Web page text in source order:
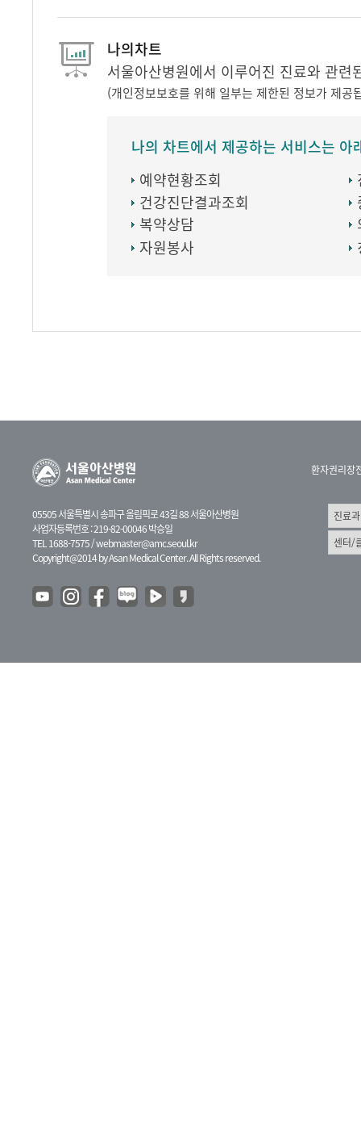
나의차트
서울아산병원에서 이루어진 진료와 관
(개인정보보호를 위해 일부는 제한된 정보가 제공
나의 차트에서 제공하는 서비스는 아
예약현황조회
건강진단결과조회
복약상담
자원봉사
05505 서울특별시 송파구 올림픽로 43길 88 서울아산병원
사업자등록번호 : 219-82-00046 박승일
TEL 1688-7575 /webmaster@amc.seoul.kr
Copyright@2014 by Asan Medical Center. All Rights reserved.
환자권리장